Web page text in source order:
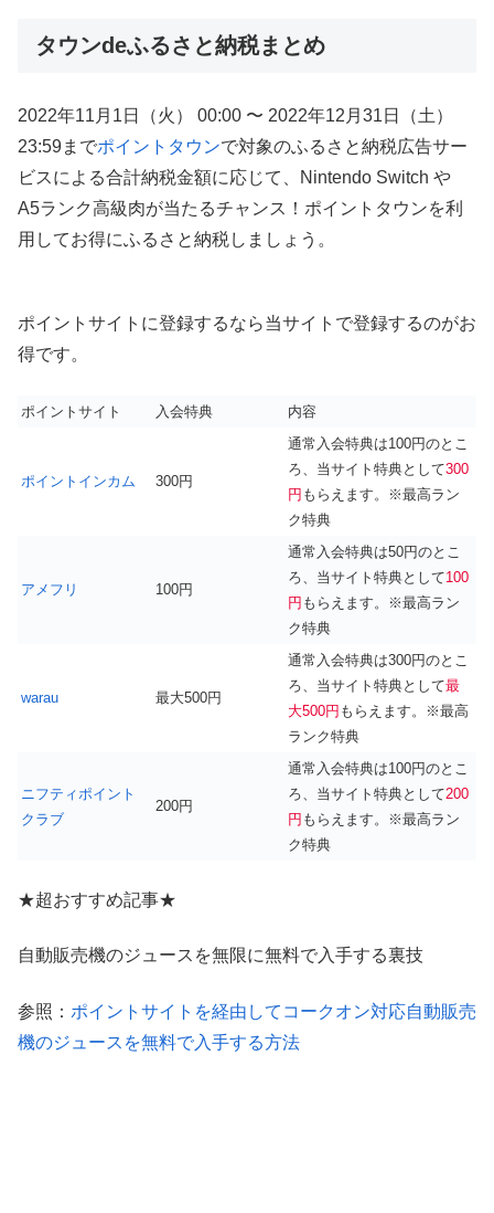
タウンdeふるさと納税まとめ
2022年11月1日（火） 00:00 〜 2022年12月31日（土）
23:59までポイントタウンで対象のふるさと納税広告サー
ビスによる合計納税金額に応じて、Nintendo Switch や
A5ランク高級肉が当たるチャンス！ポイントタウンを利
用してお得にふるさと納税しましょう。
ポイントサイトに登録するなら当サイトで登録するのがお
得です。
ポイントサイト 入会特典 内容
ポイントインカム 300円
通常入会特典は100円のとこ
ろ、当サイト特典として300
円 もらえます。※最高ラン
ク特典
アメフリ 100円
通常入会特典は50円のとこ
ろ、当サイト特典として100
円 もらえます。※最高ラン
ク特典
warau 最大500円
通常入会特典は300円のとこ
ろ、当サイト特典として最
大500円 もらえます。※最高
ランク特典
ニフティポイント
クラブ
200円
通常入会特典は100円のとこ
ろ、当サイト特典として200
円 もらえます。※最高ラン
ク特典
★超おすすめ記事★
自動販売機のジュースを無限に無料で入手する裏技
参照： ポイントサイトを経由してコークオン対応自動販売
機のジュースを無料で入手する方法